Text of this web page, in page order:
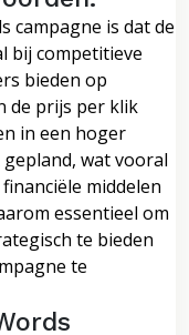
campagne is dat de
bij competitieve
bieden op
de prijs per klik
in een hoger
wat vooral
middelen
essentieel om
te bieden
te